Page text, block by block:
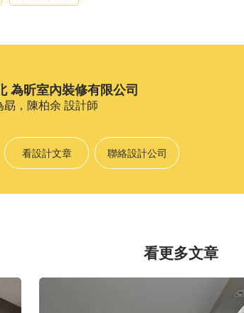
為昕室內裝修有限公司
勗，陳柏余 設計師
看設計文章 聯絡設計公司
看更多文章